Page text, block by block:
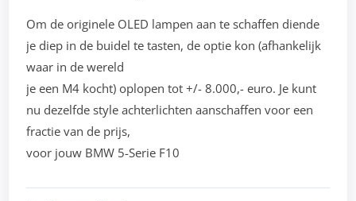
Om de originele OLED lampen aan te schaffen diende
je diep in de buidel te tasten, de optie kon (afhankelijk
waar in de wereld
je een M4 kocht) oplopen tot +/- 8.000,- euro. Je kunt
nu dezelfde style achterlichten aanschaffen voor een
fractie van de prijs,
voor jouw BMW 5-Serie F10